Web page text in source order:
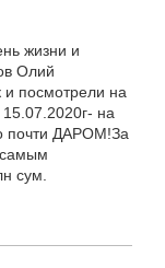
жизни и
Олий
посмотрели на
на
почти ДАРОМ!За
сум.